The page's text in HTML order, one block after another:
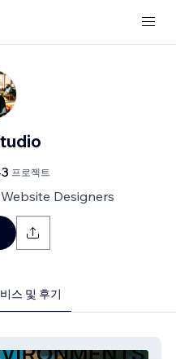
프로젝트
Designers
스 및 후기